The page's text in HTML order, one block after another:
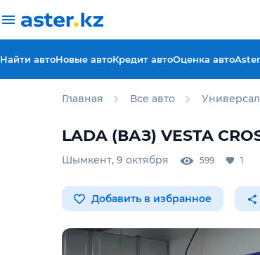
Найти автоНовые автоКредит автоОценка авто
Главная Все авто
LADA (ВАЗ) VESTA
Шымкент, 9 октября 599 1
Добавить в избранное